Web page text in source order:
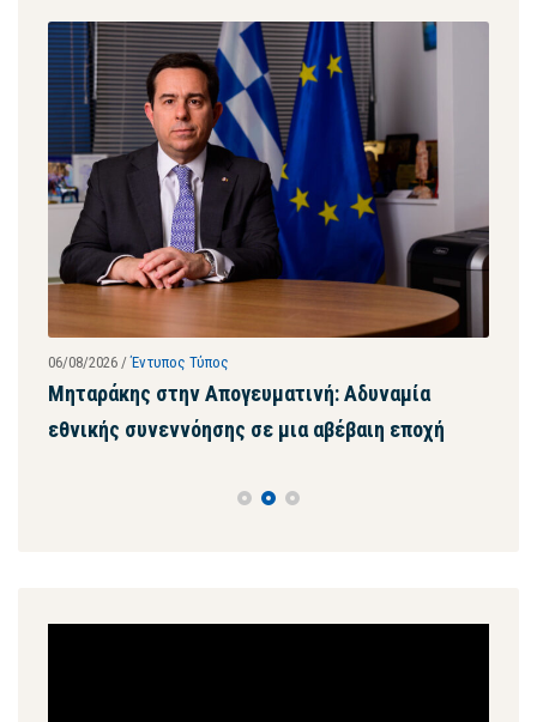
06/08/2026 /Έντυπος Τύπος
Μηταράκης στην Απογευματινή: Αδυναμία
εθνικής συνεννόησης σε μια αβέβαιη εποχή